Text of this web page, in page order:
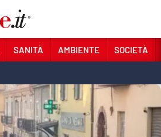
SANITÀ AMBIENTE SOCIETÀ